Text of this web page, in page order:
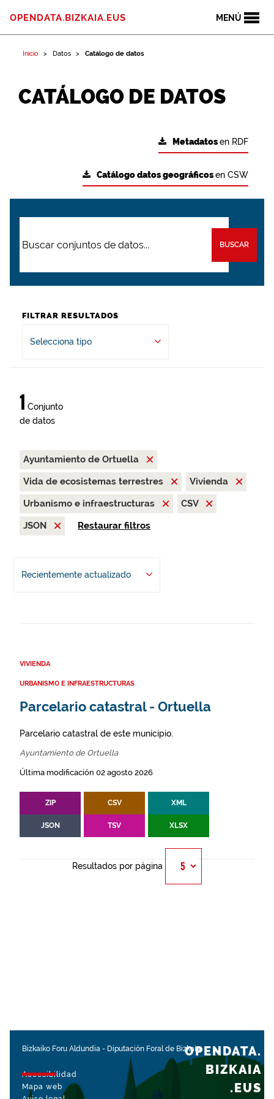
MENÚ
OPENDATA.BIZKAIA.EUS
Inicio Datos Catálogo de datos
CATÁLOGO DE DATOS
Metadatosen RDF
Catálogo datos geográficosen CSW
BUSCAR
FILTRAR RESULTADOS
Selecciona tipo
1 Conjunto
de datos
Ayuntamiento de Ortuella
Vida de ecosistemas terrestres
Vivienda
Urbanismo e infraestructuras
CSV
JSON
Restaurar filtros
Recientemente actualizado
VIVIENDA
URBANISMO E INFRAESTRUCTURAS
Parcelario catastral - Ortuella
Parcelario catastral de este municipio.
Ayuntamiento de Ortuella
Última modificación 02 agosto 2026
ZIP CSV XML
JSON TSV XLSX
Resultados por página
Bizkaiko Foru Aldundia - Diputación Foral de Bizkaia
Accesibilidad
Mapa web
OPENDATA.
BIZKAIA
.EUS